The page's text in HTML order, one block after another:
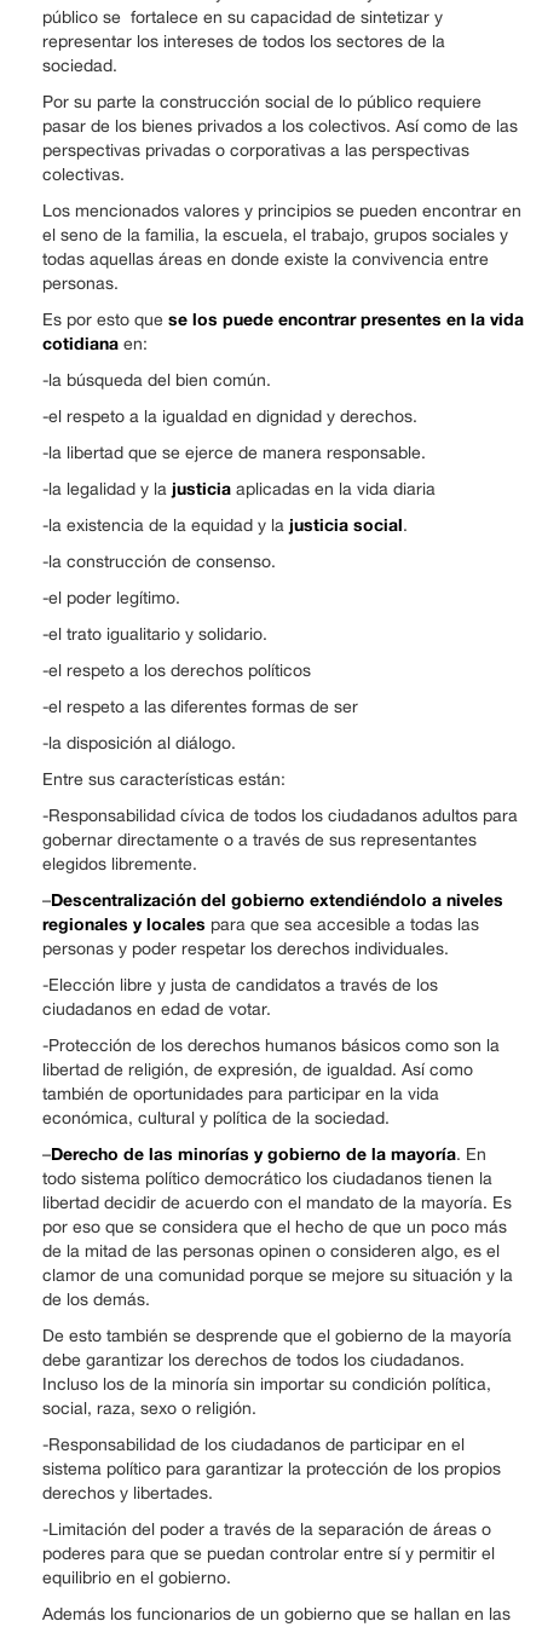
público se fortalece en su capacidad de sintetizar y
representar los intereses de todos los sectores de la
sociedad.
Por su parte la construcción social de lo público requiere
pasar de los bienes privados a los colectivos. Así como de las
perspectivas privadas o corporativas a las perspectivas
colectivas.
Los mencionados valores y principios se pueden encontrar en
el seno de la familia, la escuela, el trabajo, grupos sociales y
todas aquellas áreas en donde existe la convivencia entre
personas.
Es por esto que se los puede encontrar presentes en la vida
cotidiana en:
-la búsqueda del bien común.
-el respeto a la igualdad en dignidad y derechos.
-la libertad que se ejerce de manera responsable.
-la legalidad y la justicia aplicadas en la vida diaria
-la existencia de la equidad y la justicia social.
-la construcción de consenso.
-el poder legítimo.
-el trato igualitario y solidario.
-el respeto a los derechos políticos
-el respeto a las diferentes formas de ser
-la disposición al diálogo.
Entre sus características están:
-Responsabilidad cívica de todos los ciudadanos adultos para
gobernar directamente o a través de sus representantes
elegidos libremente.
–Descentralización del gobierno extendiéndolo a niveles
regionales y locales para que sea accesible a todas las
personas y poder respetar los derechos individuales.
-Elección libre y justa de candidatos a través de los
ciudadanos en edad de votar.
-Protección de los derechos humanos básicos como son la
libertad de religión, de expresión, de igualdad. Así como
también de oportunidades para participar en la vida
económica, cultural y política de la sociedad.
–Derecho de las minorías y gobierno de la mayoría. En
todo sistema político democrático los ciudadanos tienen la
libertad decidir de acuerdo con el mandato de la mayoría. Es
por eso que se considera que el hecho de que un poco más
de la mitad de las personas opinen o consideren algo, es el
clamor de una comunidad porque se mejore su situación y la
de los demás.
De esto también se desprende que el gobierno de la mayoría
debe garantizar los derechos de todos los ciudadanos.
Incluso los de la minoría sin importar su condición política,
social, raza, sexo o religión.
-Responsabilidad de los ciudadanos de participar en el
sistema político para garantizar la protección de los propios
derechos y libertades.
-Limitación del poder a través de la separación de áreas o
poderes para que se puedan controlar entre sí y permitir el
equilibrio en el gobierno.
Además los funcionarios de un gobierno que se hallan en las